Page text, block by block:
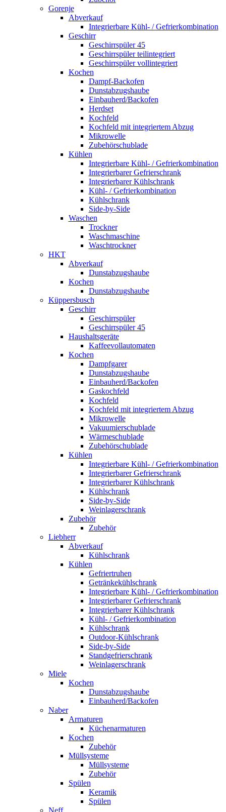
Gorenje
Abverkauf
Integrierbare Kühl- / Gefrierkombination
Geschirr
Geschirrspüler 45
Geschirrspüler teilintegriert
Geschirrspüler vollintegriert
Kochen
Dampf-Backofen
Dunstabzugshaube
Einbauherd/Backofen
Herdset
Kochfeld
Kochfeld mit integriertem Abzug
Mikrowelle
Zubehörschublade
Kühlen
Integrierbare Kühl- / Gefrierkombination
Integrierbarer Gefrierschrank
Integrierbarer Kühlschrank
Kühl- / Gefrierkombination
Kühlschrank
Side-by-Side
Waschen
Trockner
Waschmaschine
Waschtrockner
HKT
Abverkauf
Dunstabzugshaube
Kochen
Dunstabzugshaube
Küppersbusch
Geschirr
Geschirrspüler
Geschirrspüler 45
Haushaltsgeräte
Kaffeevollautomaten
Kochen
Dampfgarer
Dunstabzugshaube
Einbauherd/Backofen
Gaskochfeld
Kochfeld
Kochfeld mit integriertem Abzug
Mikrowelle
Vakuumierschublade
Wärmeschublade
Zubehörschublade
Kühlen
Integrierbare Kühl- / Gefrierkombination
Integrierbarer Gefrierschrank
Integrierbarer Kühlschrank
Kühlschrank
Side-by-Side
Weinlagerschrank
Zubehör
Zubehör
Liebherr
Abverkauf
Kühlschrank
Kühlen
Gefriertruhen
Getränkekühlschrank
Integrierbare Kühl- / Gefrierkombination
Integrierbarer Gefrierschrank
Integrierbarer Kühlschrank
Kühl- / Gefrierkombination
Kühlschrank
Outdoor-Kühlschrank
Side-by-Side
Standgefrierschrank
Weinlagerschrank
Miele
Kochen
Dunstabzugshaube
Einbauherd/Backofen
Naber
Armaturen
Küchenarmaturen
Kochen
Zubehör
Müllsysteme
Müllsysteme
Zubehör
Spülen
Keramik
Spülen
Neff